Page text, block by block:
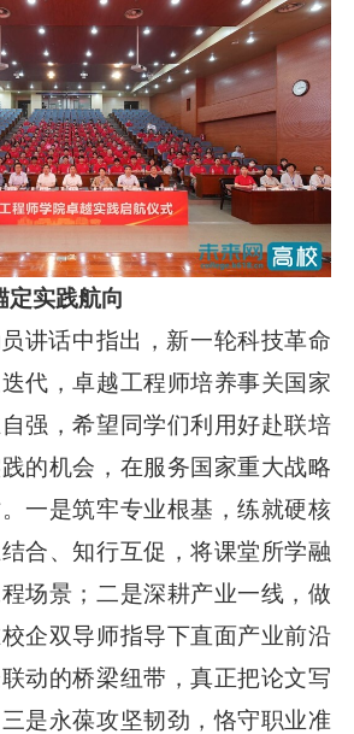
定实践航向
讲话中指出，新一轮科技革命
代，卓越工程师培养事关国家
强，希望同学们利用好赴联培
的机会，在服务国家重大战略
一是筑牢专业根基，练就硬核
合、知行互促，将课堂所学融
场景；二是深耕产业一线，做
企双导师指导下直面产业前沿
动的桥梁纽带，真正把论文写
是永葆攻坚韧劲，恪守职业准